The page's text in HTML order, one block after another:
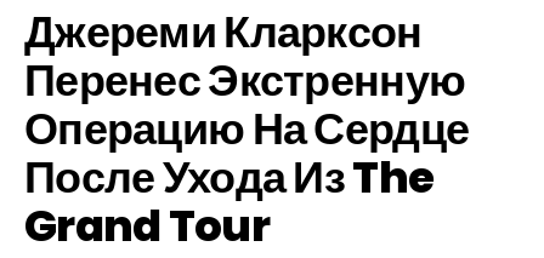
Джереми Кларксон
Перенес Экстренную
Операцию На Сердце
После Ухода Из The
Grand Tour